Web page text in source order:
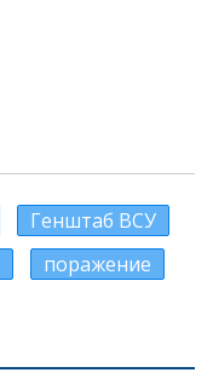
Генштаб ВСУ
поражение